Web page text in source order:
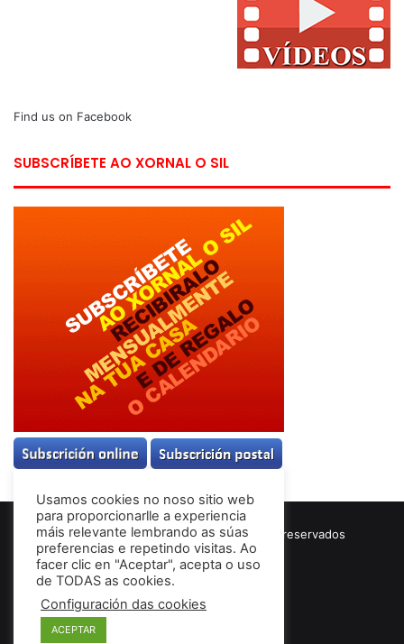
Find us on Facebook
SUBSCRÍBETE AO XORNAL O SIL
© Copyright 2026, Todos los derechos reservados
Términos & Condiciones
Usamos cookies no noso sitio web
para proporcionarlle a experiencia
máis relevante lembrando as súas
preferencias e repetindo visitas. Ao
facer clic en "Aceptar", acepta o uso
de TODAS as cookies.
Configuración das cookies
ACEPTAR